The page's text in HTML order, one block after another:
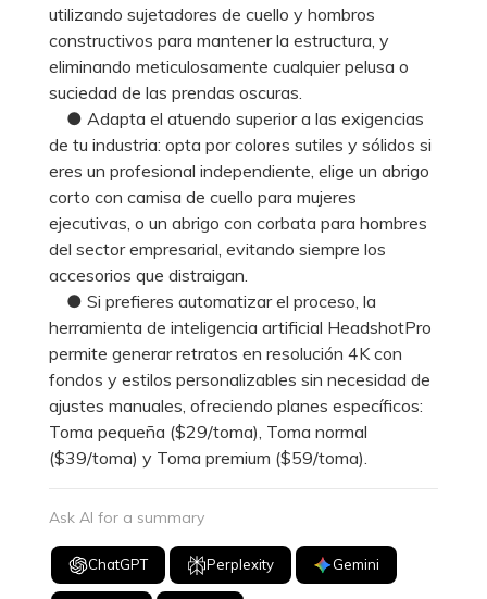
utilizando sujetadores de cuello y hombros
constructivos para mantener la estructura, y
eliminando meticulosamente cualquier pelusa o
suciedad de las prendas oscuras.
● Adapta el atuendo superior a las exigencias
de tu industria: opta por colores sutiles y sólidos si
eres un profesional independiente, elige un abrigo
corto con camisa de cuello para mujeres
ejecutivas, o un abrigo con corbata para hombres
del sector empresarial, evitando siempre los
accesorios que distraigan.
● Si prefieres automatizar el proceso, la
herramienta de inteligencia artificial HeadshotPro
permite generar retratos en resolución 4K con
fondos y estilos personalizables sin necesidad de
ajustes manuales, ofreciendo planes específicos:
Toma pequeña ($29/toma), Toma normal
($39/toma) y Toma premium ($59/toma).
Ask AI for a summary
ChatGPT Perplexity Gemini